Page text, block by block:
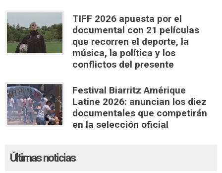
TIFF 2026 apuesta por el
documental con 21 películas
que recorren el deporte, la
música, la política y los
conflictos del presente
Festival Biarritz Amérique
Latine 2026: anuncian los diez
documentales que competirán
en la selección oficial
Últimas noticias